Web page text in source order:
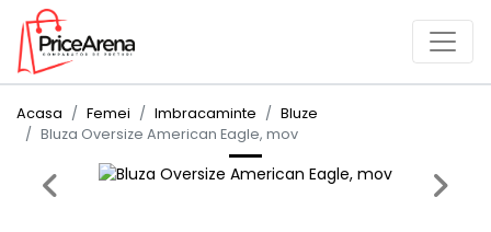
Acasa Femei Imbracaminte
Bluze
Bluza Oversize American Eagle, mov
Previous Next